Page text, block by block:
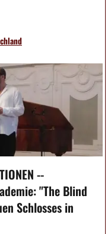
--
"The Blind
Schlosses in